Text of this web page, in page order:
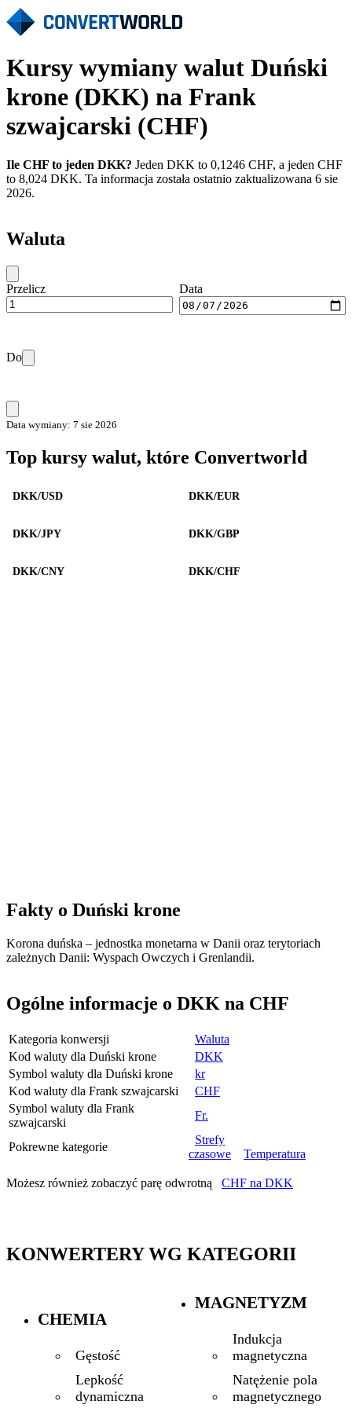
Kursy wymiany walut Duński
krone (DKK) na Frank
szwajcarski (CHF)
Ile CHF to jeden DKK? Jeden DKK to 0,1246 CHF, a jeden CHF
to 8,024 DKK. Ta informacja została ostatnio zaktualizowana 6 sie
2026.
Waluta
Przelicz Data
Do
Data wymiany: 7 sie 2026
Top kursy walut, które Convertworld
DKK/USD DKK/EUR
DKK/JPY DKK/GBP
DKK/CNY DKK/CHF
Fakty o Duński krone
Korona duńska – jednostka monetarna w Danii oraz terytoriach
zależnych Danii: Wyspach Owczych i Grenlandii.
Ogólne informacje o DKK na CHF
Kategoria konwersji
Waluta
Kod waluty dla Duński krone
DKK
Symbol waluty dla Duński krone
kr
Kod waluty dla Frank szwajcarski
CHF
Symbol waluty dla Frank
szwajcarski
Fr.
Pokrewne kategorie
Strefy
czasowe
Temperatura
Możesz również zobaczyć parę odwrotną CHF na DKK
KONWERTERY WG KATEGORII
CHEMIA
Gęstość
Lepkość
dynamiczna
MAGNETYZM
Indukcja
magnetyczna
Natężenie pola
magnetycznego